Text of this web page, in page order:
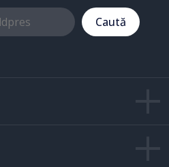
Caută